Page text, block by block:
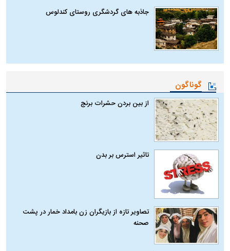
جاذبه های گردشگری روستای کندلوس
گوناگون
از بین بردن حشرات برنج
تاثیر استرس بر بدن
تصاویر تازه از بازیگران زن بامداد خمار در پشت
صحنه